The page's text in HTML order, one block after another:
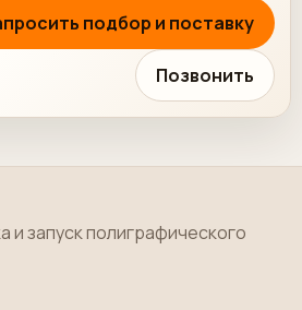
подбор и поставку
Позвонить
и запуск полиграфического